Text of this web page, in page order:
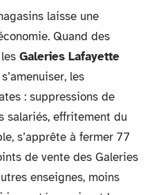
laisse une
Quand des
Galeries Lafayette
les
: suppressions de
salariés, effritement du
s’apprête à fermer 77
de vente des Galeries
enseignes, moins